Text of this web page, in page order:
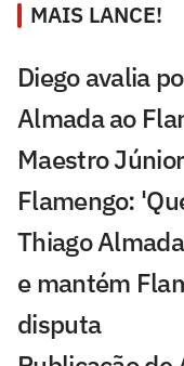
MAIS LANCE!
Diego avalia
Almada ao
Maestro
Flamengo:
Thiago
e mantém
disputa